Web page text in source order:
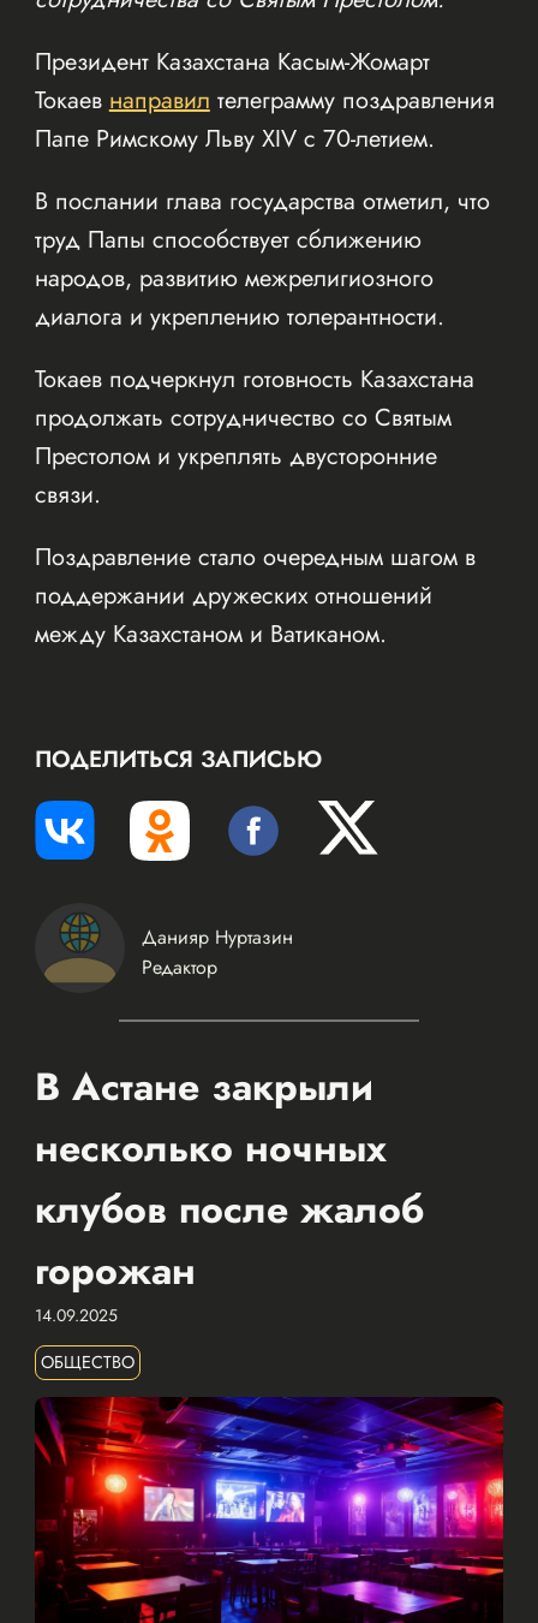
Президент Казахстана Касым-Жомарт
Токаевнаправилтелеграмму поздравления
Папе Римскому Льву XIV с 70-летием.
В послании глава государства отметил, что
труд Папы способствует сближению
народов, развитию межрелигиозного
диалога и укреплению толерантности.
Токаев подчеркнул готовность Казахстана
продолжать сотрудничество со Святым
Престолом и укреплять двусторонние
связи.
Поздравление стало очередным шагом в
поддержании дружеских отношений
между Казахстаном и Ватиканом.
ПОДЕЛИТЬСЯ ЗАПИСЬЮ
Данияр Нуртазин
Редактор
В Астане закрыли
несколько ночных
клубов после жалоб
горожан
14.09.2025
ОБЩЕСТВО